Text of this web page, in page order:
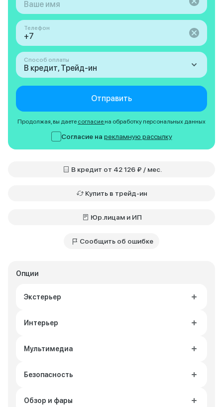
Опции
Экстерьер
Интерьер
Мультимедиа
Безопасность
Обзор и фары
Телефон
Способ оплаты
В кредит, Трейд-ин
Отправить
Продолжая, вы даете согласие на обработку персональных данных
Согласие на рекламную рассылку
В кредит от 42 126 ₽ / мес.
Купить в трейд-ин
Юр.лицам и ИП
Сообщить об ошибке